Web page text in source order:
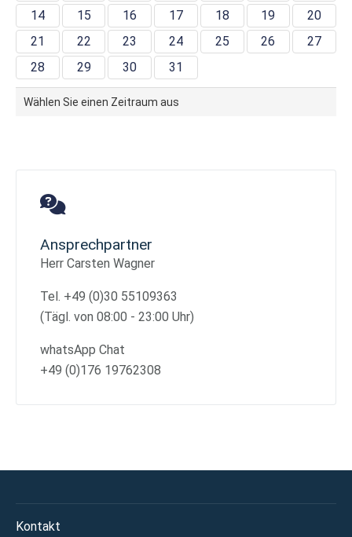
14
15 16 17 18 19
20
21
22 23 24 25 26
27
28
29 30 31
Wählen Sie einen Zeitraum aus
Ansprechpartner
Herr Carsten Wagner
Tel. +49 (0)30 55109363
(Tägl. von 08:00 - 23:00 Uhr)
whatsApp Chat
+49 (0)176 19762308
Kontakt